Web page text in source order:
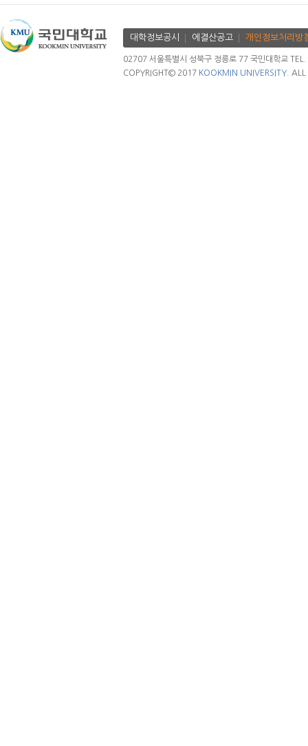
대학정보공시 에결산공고 개인정보처리방
02707 서울특별시 성북구 정릉로 77 국민대학교
COPYRIGHT© 2017 KOOKMIN UNIVERSITY. ALL